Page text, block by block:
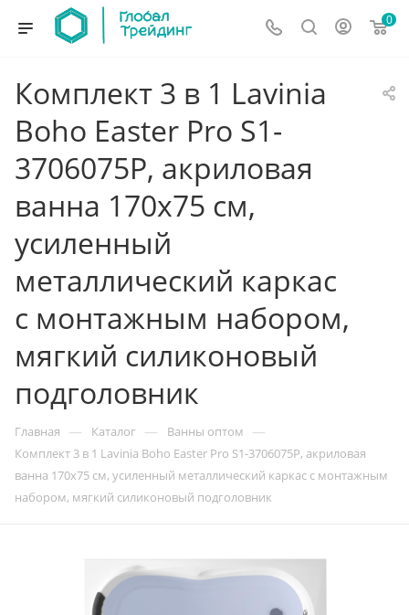
0
Комплект 3 в 1 Lavinia
Boho Easter Pro S1-
3706075P, акриловая
ванна 170x75 см,
усиленный
металлический каркас
с монтажным набором,
мягкий силиконовый
подголовник
Главная — Каталог — Ванны оптом —
Комплект 3 в 1 Lavinia Boho Easter Pro S1-3706075P, акриловая
ванна 170x75 см, усиленный металлический каркас с монтажным
набором, мягкий силиконовый подголовник